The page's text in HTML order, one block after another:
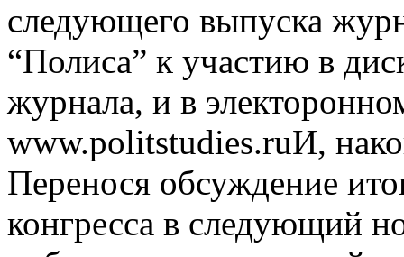
следующего выпуска
“Полиса” к участию в
журнала, и в
www.politstudies.ruИ,
Перенося обсуждение
конгресса в следующий